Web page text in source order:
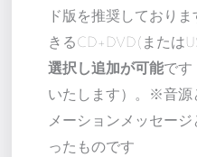
ド版を推奨しており
きるCD+DVD(または
選択し追加が可能です
いたします）。※音源
メーションメッセー
ったものです